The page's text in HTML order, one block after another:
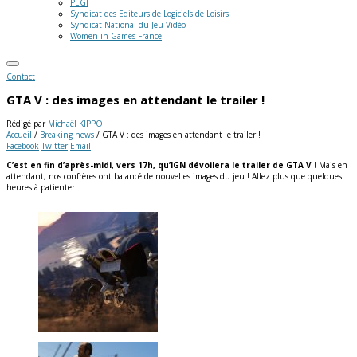
PEGI
Syndicat des Editeurs de Logiciels de Loisirs
Syndicat National du Jeu Vidéo
Women in Games France
Contact
GTA V : des images en attendant le trailer !
Rédigé par Michaël KIPPO
Accueil / Breaking news / GTA V : des images en attendant le trailer !
Facebook Twitter Email
C’est en fin d’après-midi, vers 17h, qu’IGN dévoilera le trailer de GTA V ! Mais en
attendant, nos confrères ont balancé de nouvelles images du jeu ! Allez plus que quelques
heures à patienter.